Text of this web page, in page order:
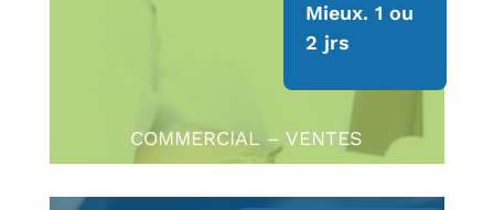
Mieux. 1 ou
2 jrs
COMMERCIAL – VENTES